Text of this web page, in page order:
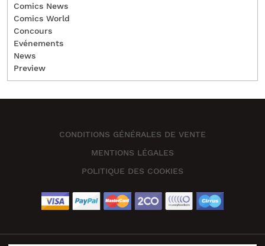
Comics News
Comics World
Concours
Evénements
News
Preview
CONDITIONS GÉNÉRALES DE VENTE
MENTIONS LÉGALES
POLITIQUE DES COOKIES